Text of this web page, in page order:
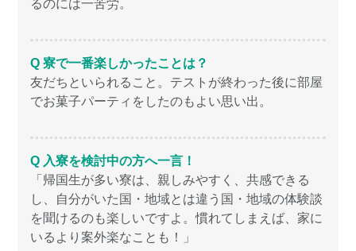
るのには一苦労。
Q 寮で一番楽しかったことは？
友だちといられること。テストが終わった後に部屋
でお菓子パーティをしたのもよい思い出。
Q 入寮を検討中の方へ一言！
「帰国生が多い寮は、親しみやすく、共感できる
し、自分がいた国・地域とは違う国・地域の体験談
を聞けるのも楽しいですよ。慣れてしまえば、家に
いるより案外楽なことも！」